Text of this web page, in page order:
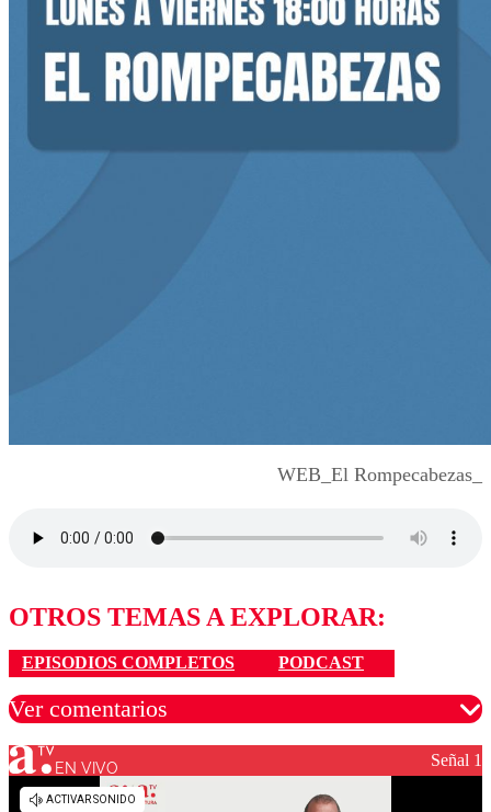
WEB_El Rompecabezas_
OTROS TEMAS A EXPLORAR:
EPISODIOS COMPLETOS PODCAST
Ver comentarios
Los comentarios son moderados para garantizar un
diálogo respetuoso.
EN VIVO Señal 1